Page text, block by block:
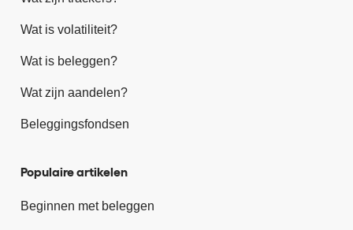
Wat is volatiliteit?
Wat is beleggen?
Wat zijn aandelen?
Beleggingsfondsen
Populaire artikelen
Beginnen met beleggen